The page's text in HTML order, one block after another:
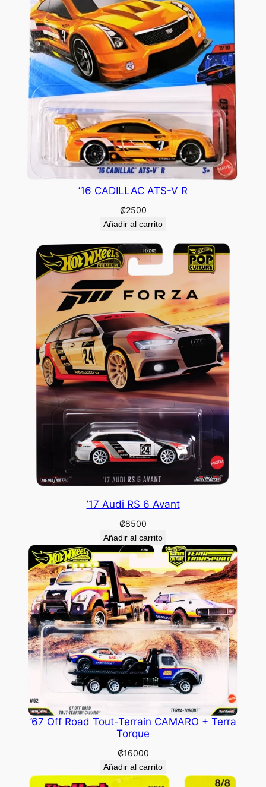
’16 CADILLAC ATS-V R
₡2500
Añadir al carrito
’17 Audi RS 6 Avant
₡8500
Añadir al carrito
’67 Off Road Tout-Terrain CAMARO + Terra
Torque
₡16000
Añadir al carrito